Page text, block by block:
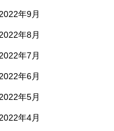
2022年9月
2022年8月
2022年7月
2022年6月
2022年5月
2022年4月